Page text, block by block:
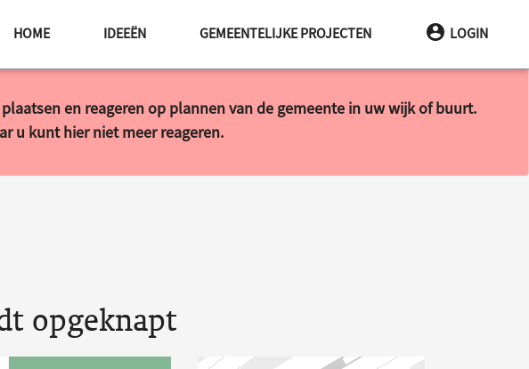
HOME IDEEËN GEMEENTELIJKE PROJECTEN LOGIN
en reageren op plannen van de gemeente in uw wijk of buurt.
u kunt hier niet meer reageren.
opgeknapt